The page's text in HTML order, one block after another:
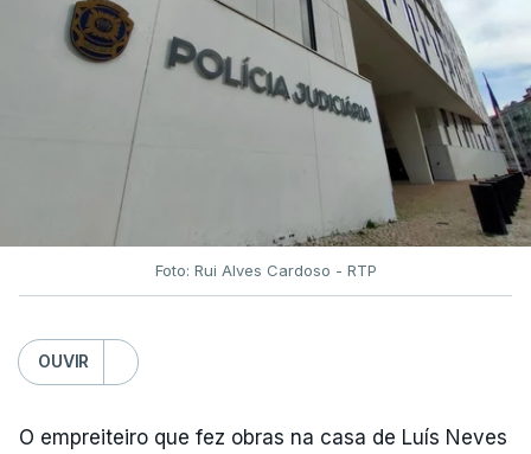
Foto: Rui Alves Cardoso - RTP
OUVIR
O empreiteiro que fez obras na casa de Luís Neves